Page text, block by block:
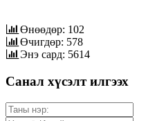
Өнөөдөр: 102
Өчигдөр: 578
Энэ сард: 5614
Санал хүсэлт илгээх